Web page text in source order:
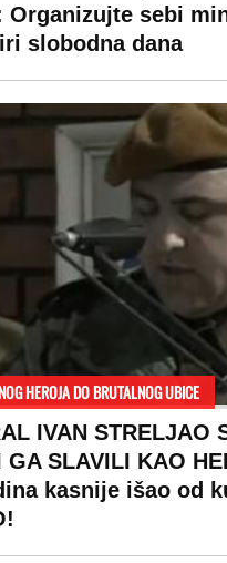
Organizujte sebi
slobodna dana
HEROJA DO BRUTALNOG UBICE
IVAN STRELJAO
GA SLAVILI KAO
kasnije išao od